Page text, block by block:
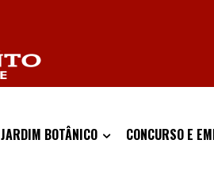
JARDIM BOTÂNICO CONCURSO E